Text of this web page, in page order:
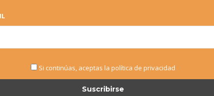
Si continúas, aceptas la política de privacidad